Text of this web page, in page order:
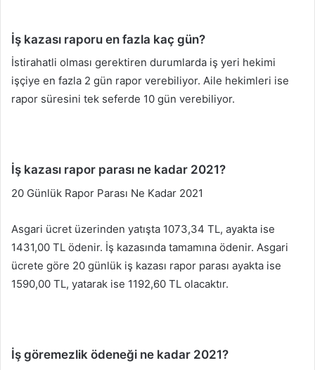
İş kazası raporu en fazla kaç gün?
İstirahatli olması gerektiren durumlarda iş yeri hekimi
işçiye en fazla 2 gün rapor verebiliyor. Aile hekimleri ise
rapor süresini tek seferde 10 gün verebiliyor.
İş kazası rapor parası ne kadar 2021?
20 Günlük Rapor Parası Ne Kadar 2021
Asgari ücret üzerinden yatışta 1073,34 TL, ayakta ise
1431,00 TL ödenir. İş kazasında tamamına ödenir. Asgari
ücrete göre 20 günlük iş kazası rapor parası ayakta ise
1590,00 TL, yatarak ise 1192,60 TL olacaktır.
İş göremezlik ödeneği ne kadar 2021?